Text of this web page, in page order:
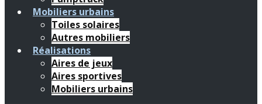
Mobiliers urbains
Toiles solaires
Autres mobiliers
Réalisations
Aires de jeux
Aires sportives
Mobiliers urbains